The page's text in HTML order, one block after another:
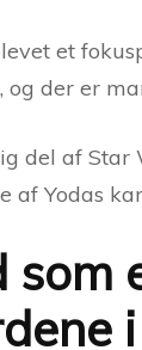
et
der er
del af Star
af Yodas